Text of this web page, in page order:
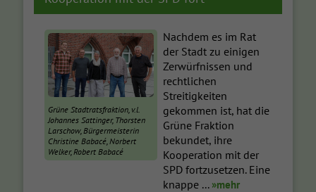
Grüne Stadtratsfraktion, v.l.
Johannes Sattinger, Thorsten
Larschow, Bürgermeisterin
Christine Babacé, Norbert
Welker, Robert Babacé
Nachdem es im Rat
der Stadt zu einigen
Zerwürfnissen und
rechtlichen
Streitigkeiten
gekommen ist, hat die
Grüne Fraktion
bekundet, ihre
Kooperation mit der
SPD fortzusetzen. Eine
knappe ... »mehr